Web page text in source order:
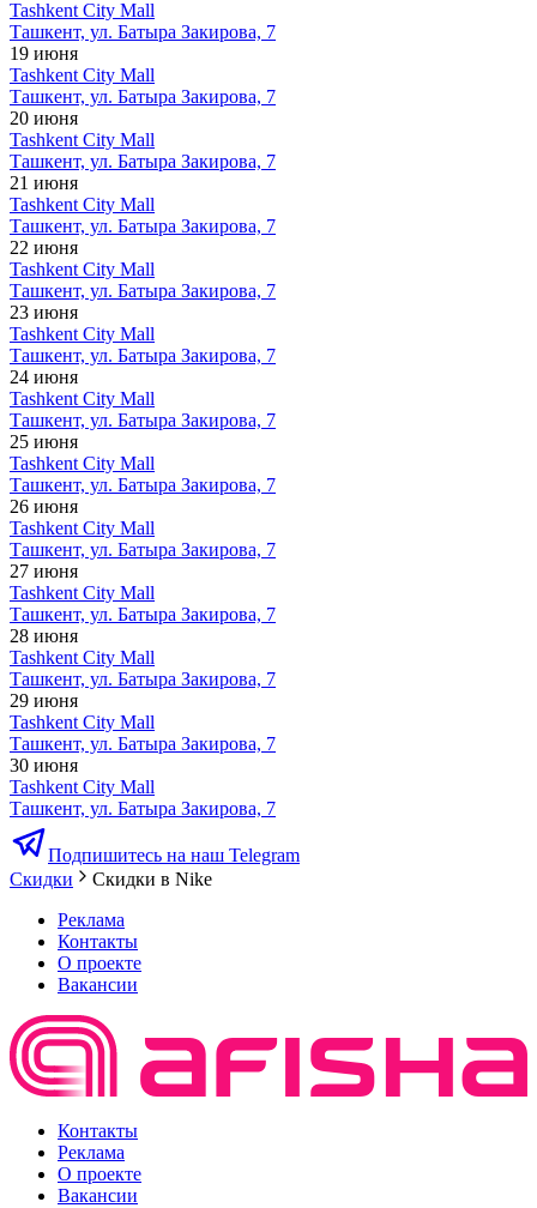
Tashkent City Mall
Ташкент, ул. Батыра Закирова, 7
19 июня
Tashkent City Mall
Ташкент, ул. Батыра Закирова, 7
20 июня
Tashkent City Mall
Ташкент, ул. Батыра Закирова, 7
21 июня
Tashkent City Mall
Ташкент, ул. Батыра Закирова, 7
22 июня
Tashkent City Mall
Ташкент, ул. Батыра Закирова, 7
23 июня
Tashkent City Mall
Ташкент, ул. Батыра Закирова, 7
24 июня
Tashkent City Mall
Ташкент, ул. Батыра Закирова, 7
25 июня
Tashkent City Mall
Ташкент, ул. Батыра Закирова, 7
26 июня
Tashkent City Mall
Ташкент, ул. Батыра Закирова, 7
27 июня
Tashkent City Mall
Ташкент, ул. Батыра Закирова, 7
28 июня
Tashkent City Mall
Ташкент, ул. Батыра Закирова, 7
29 июня
Tashkent City Mall
Ташкент, ул. Батыра Закирова, 7
30 июня
Tashkent City Mall
Ташкент, ул. Батыра Закирова, 7
Подпишитесь на наш Telegram
Скидки
Скидки в Nike
Реклама
Контакты
О проекте
Вакансии
Контакты
Реклама
О проекте
Вакансии